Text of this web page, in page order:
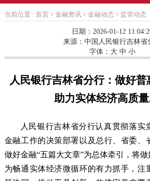
当前位置 : 首页 > 金融资讯> 金融动态 > 监管动态
日期：2026-01-12
来源： 中国人民银行吉林省
字体： 大 中 小
人民银行吉林省分行：做好
助力实体经济高质
人民银行吉林省分行认真贯彻落实
金融工作的决策部署以及总行、省委、
做好金融“五篇大文章”为总体牵引，将
为畅通实体经济微循环的有力抓手，注